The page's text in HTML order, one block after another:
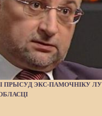
ПРЫСУД ЭКС-ПАМОЧНІКУ